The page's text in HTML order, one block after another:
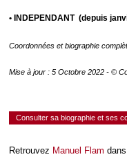
• INDEPENDANT (depuis
Coordonnées et biographie
Mise à jour : 5 Octobre 2022 - ©
Consulter sa biographie et ses
Retrouvez Manuel Flam